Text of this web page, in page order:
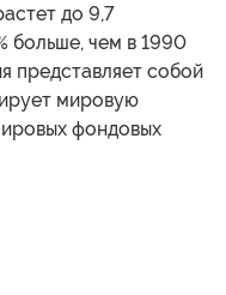
до 9,7
больше, чем в 1990
представляет собой
мировую
фондовых